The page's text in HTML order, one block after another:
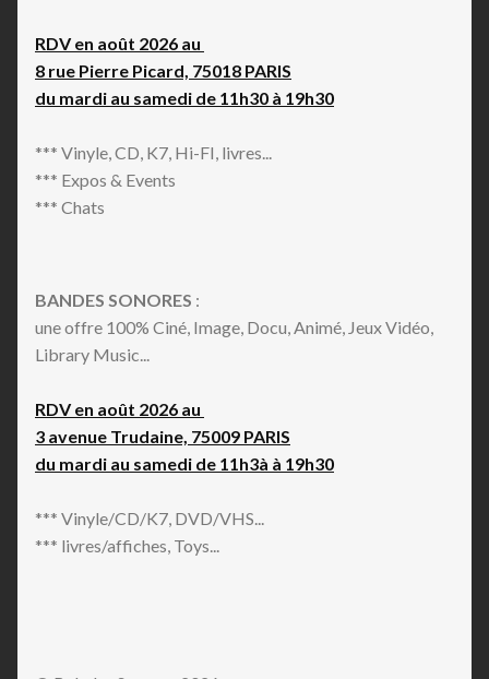
RDV en août 2026 au
8 rue Pierre Picard, 75018 PARIS
du mardi au samedi de 11h30 à 19h30
*** Vinyle, CD, K7, Hi-FI, livres...
*** Expos & Events
*** Chats
BANDES SONORES :
une offre 100% Ciné, Image, Docu, Animé, Jeux Vidéo,
Library Music...
RDV en août 2026 au
3 avenue Trudaine, 75009 PARIS
du mardi au samedi de 11h3à à 19h30
*** Vinyle/CD/K7, DVD/VHS...
*** livres/affiches, Toys...